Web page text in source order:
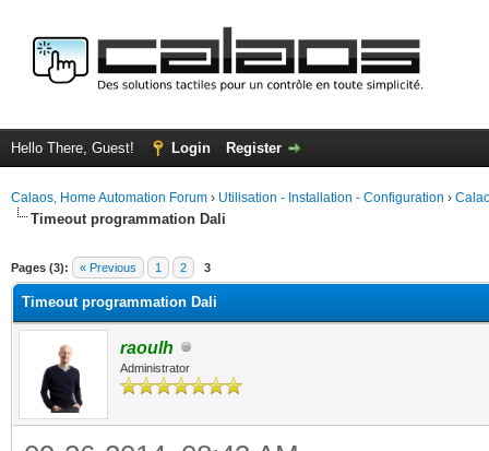
Hello There, Guest! Login Register
Calaos, Home Automation Forum › Utilisation - Installation - Configuration ›
Timeout programmation Dali
Pages (3): « Previous 1 2 3
Timeout programmation Dali
raoulh
Administrator